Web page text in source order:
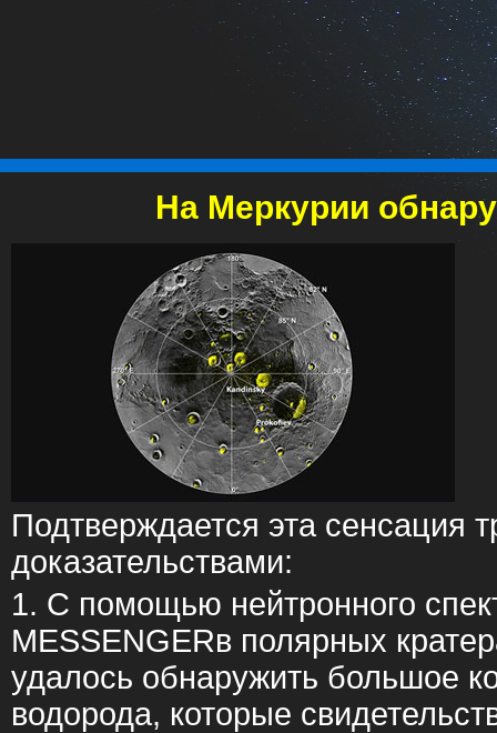
На Меркурии
Подтверждается эта сенсация
доказательствами:
1. С помощью нейтронного
MESSENGERв полярных
удалось обнаружить большое
водорода, которые